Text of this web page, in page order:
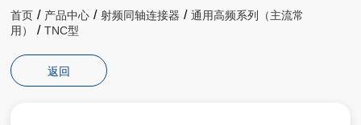
首页 / 产品中心 / 射频同轴连接器 / 通用高频系列（主流常
用）
/ TNC型
返回